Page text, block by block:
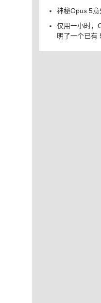
神秘Opus 5
仅用一小时，
明了一个已有